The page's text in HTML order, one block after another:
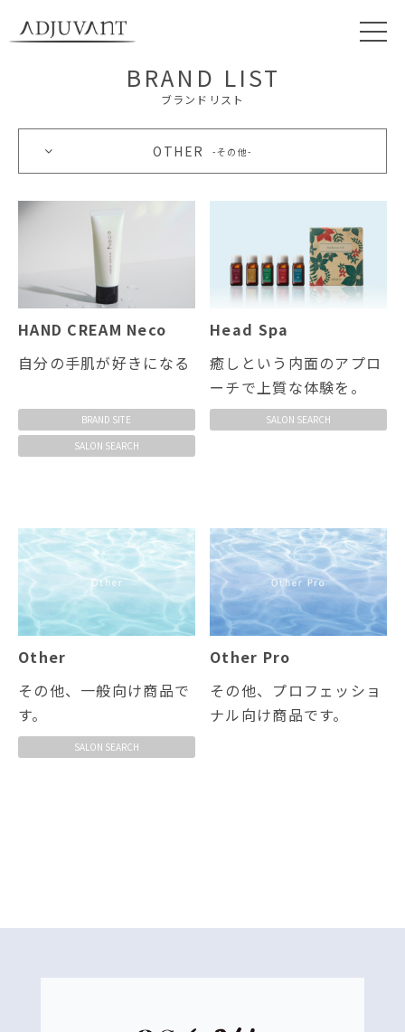
BRAND LIST
ブランドリスト
OTHER その他
HAND CREAM Neco
自分の手肌が好きになる
BRAND SITE
SALON SEARCH
Head Spa
癒しという内面のアプロ
ーチで上質な体験を。
SALON SEARCH
Other
その他、一般向け商品で
す。
SALON SEARCH
Other Pro
その他、プロフェッショ
ナル向け商品です。